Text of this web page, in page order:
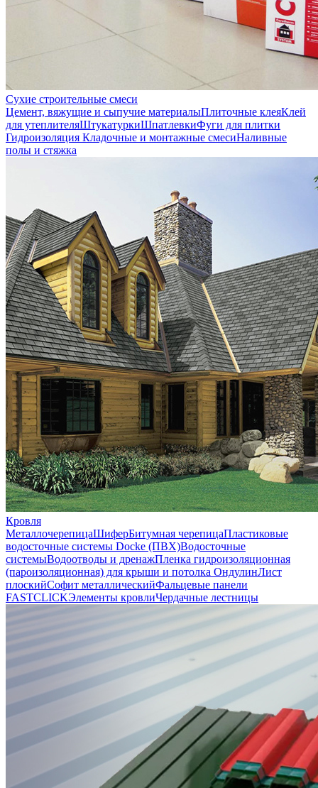
Сухие строительные смеси
Цемент, вяжущие и сыпучие материалыПлиточные клеяКлей
для утеплителяШтукатуркиШпатлевкиФуги для плитки
Гидроизоляция Кладочные и монтажные смесиНаливные
полы и стяжка
Кровля
МеталлочерепицаШиферБитумная черепицаПластиковые
водосточные системы Docke (ПВХ)Водосточные
системыВодоотводы и дренажПленка гидроизоляционная
(пароизоляционная) для крыши и потолка ОндулинЛист
плоскийСофит металлическийФальцевые панели
FASTCLICKЭлементы кровлиЧердачные лестницы